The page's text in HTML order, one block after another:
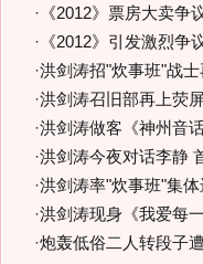
· 《2012》票房大卖争
· 《2012》引发激烈争
·洪剑涛招"炊事班"战
·洪剑涛召旧部再上荧
·洪剑涛做客《神州音
·洪剑涛今夜对话李静
·洪剑涛率"炊事班"集
·洪剑涛现身《我爱每
·炮轰低俗二人转段子